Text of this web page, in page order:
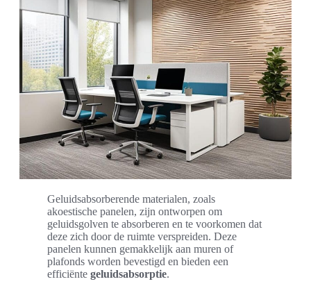
Geluidsabsorberende materialen, zoals
akoestische panelen, zijn ontworpen om
geluidsgolven te absorberen en te voorkomen dat
deze zich door de ruimte verspreiden. Deze
panelen kunnen gemakkelijk aan muren of
plafonds worden bevestigd en bieden een
efficiënte geluidsabsorptie.